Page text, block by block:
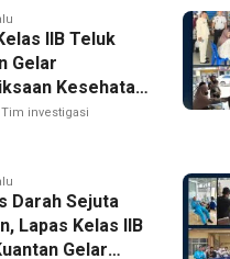
IIB Teluk
Gelar
Kesehatan
Keluarga
Dan
Tim investigasi
Darah Sejuta
Lapas Kelas IIB
Gelar